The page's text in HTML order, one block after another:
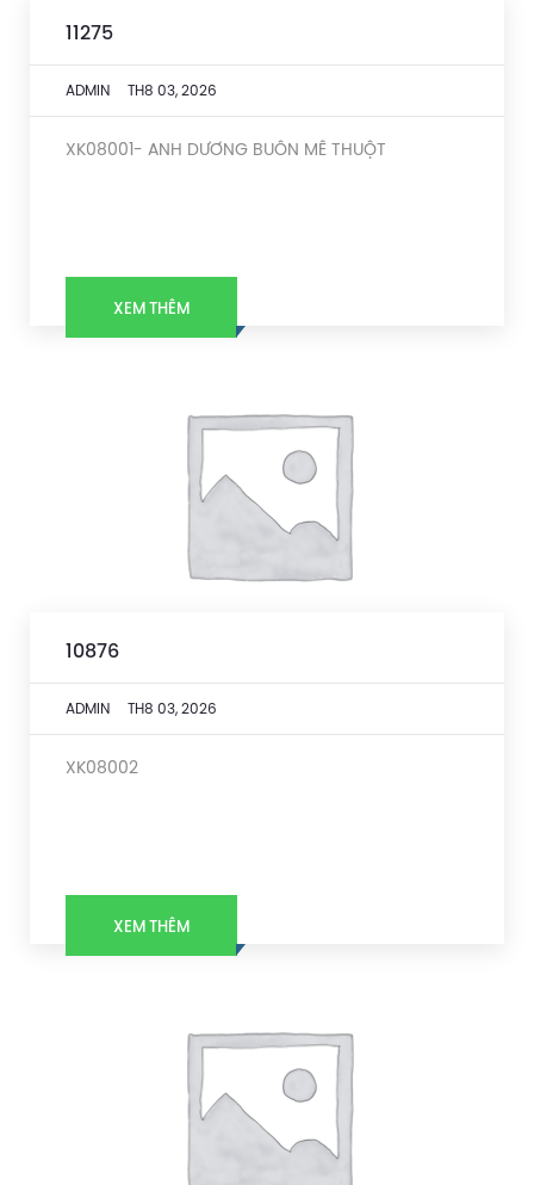
11275
ADMIN TH8 03, 2026
XK08001- ANH DƯƠNG BUÔN MÊ THUỘT
XEM THÊM
10876
ADMIN TH8 03, 2026
XK08002
XEM THÊM